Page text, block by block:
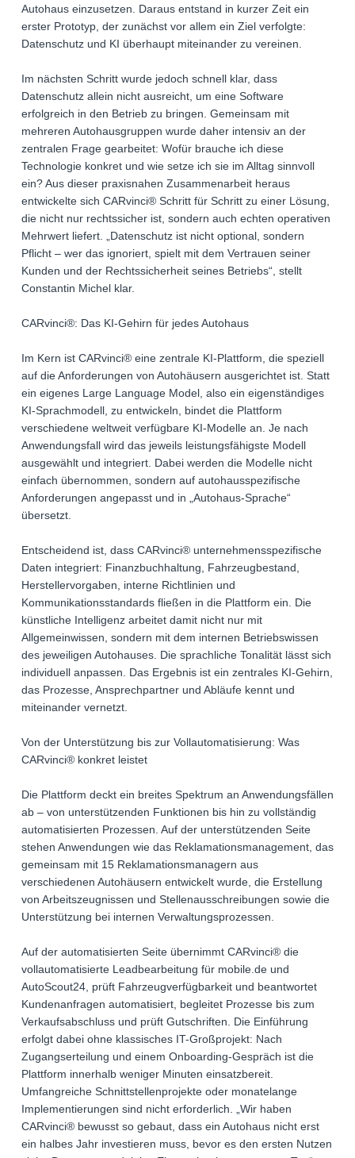
Autohaus einzusetzen. Daraus entstand in kurzer Zeit ein
erster Prototyp, der zunächst vor allem ein Ziel verfolgte:
Datenschutz und KI überhaupt miteinander zu vereinen.
Im nächsten Schritt wurde jedoch schnell klar, dass
Datenschutz allein nicht ausreicht, um eine Software
erfolgreich in den Betrieb zu bringen. Gemeinsam mit
mehreren Autohausgruppen wurde daher intensiv an der
zentralen Frage gearbeitet: Wofür brauche ich diese
Technologie konkret und wie setze ich sie im Alltag sinnvoll
ein? Aus dieser praxisnahen Zusammenarbeit heraus
entwickelte sich CARvinci® Schritt für Schritt zu einer Lösung,
die nicht nur rechtssicher ist, sondern auch echten operativen
Mehrwert liefert. „Datenschutz ist nicht optional, sondern
Pflicht – wer das ignoriert, spielt mit dem Vertrauen seiner
Kunden und der Rechtssicherheit seines Betriebs“, stellt
Constantin Michel klar.
CARvinci®: Das KI-Gehirn für jedes Autohaus
Im Kern ist CARvinci® eine zentrale KI-Plattform, die speziell
auf die Anforderungen von Autohäusern ausgerichtet ist. Statt
ein eigenes Large Language Model, also ein eigenständiges
KI-Sprachmodell, zu entwickeln, bindet die Plattform
verschiedene weltweit verfügbare KI-Modelle an. Je nach
Anwendungsfall wird das jeweils leistungsfähigste Modell
ausgewählt und integriert. Dabei werden die Modelle nicht
einfach übernommen, sondern auf autohausspezifische
Anforderungen angepasst und in „Autohaus-Sprache“
übersetzt.
Entscheidend ist, dass CARvinci® unternehmensspezifische
Daten integriert: Finanzbuchhaltung, Fahrzeugbestand,
Herstellervorgaben, interne Richtlinien und
Kommunikationsstandards fließen in die Plattform ein. Die
künstliche Intelligenz arbeitet damit nicht nur mit
Allgemeinwissen, sondern mit dem internen Betriebswissen
des jeweiligen Autohauses. Die sprachliche Tonalität lässt sich
individuell anpassen. Das Ergebnis ist ein zentrales KI-Gehirn,
das Prozesse, Ansprechpartner und Abläufe kennt und
miteinander vernetzt.
Von der Unterstützung bis zur Vollautomatisierung: Was
CARvinci® konkret leistet
Die Plattform deckt ein breites Spektrum an Anwendungsfällen
ab – von unterstützenden Funktionen bis hin zu vollständig
automatisierten Prozessen. Auf der unterstützenden Seite
stehen Anwendungen wie das Reklamationsmanagement, das
gemeinsam mit 15 Reklamationsmanagern aus
verschiedenen Autohäusern entwickelt wurde, die Erstellung
von Arbeitszeugnissen und Stellenausschreibungen sowie die
Unterstützung bei internen Verwaltungsprozessen.
Auf der automatisierten Seite übernimmt CARvinci® die
vollautomatisierte Leadbearbeitung für mobile.de und
AutoScout24, prüft Fahrzeugverfügbarkeit und beantwortet
Kundenanfragen automatisiert, begleitet Prozesse bis zum
Verkaufsabschluss und prüft Gutschriften. Die Einführung
erfolgt dabei ohne klassisches IT-Großprojekt: Nach
Zugangserteilung und einem Onboarding-Gespräch ist die
Plattform innerhalb weniger Minuten einsatzbereit.
Umfangreiche Schnittstellenprojekte oder monatelange
Implementierungen sind nicht erforderlich. „Wir haben
CARvinci® bewusst so gebaut, dass ein Autohaus nicht erst
ein halbes Jahr investieren muss, bevor es den ersten Nutzen